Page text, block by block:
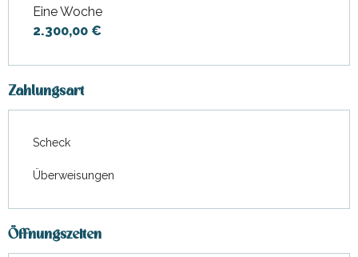
Eine Woche
2.300,00 €
Zahlungsart
Scheck
Überweisungen
Öffnungszeiten